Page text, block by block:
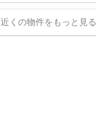
近くの物件をもっと見る